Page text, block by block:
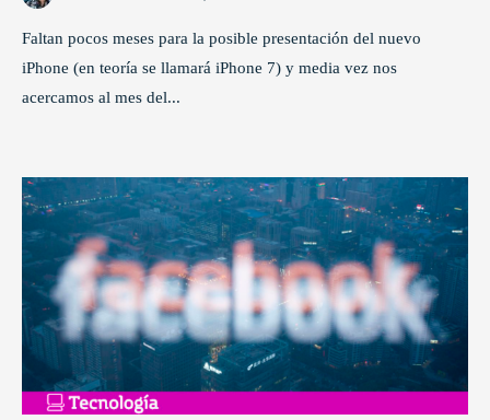
Faltan pocos meses para la posible presentación del nuevo
iPhone (en teoría se llamará iPhone 7) y media vez nos
acercamos al mes del...